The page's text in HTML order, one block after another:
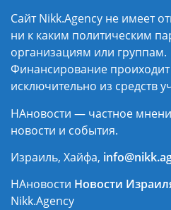
Сайт Nikk.Agency не имеет
ни к каким политическим
организациям или группам.
Финансирование проиходит
исключительно из средств
НАновости — частное
новости и события.
Израиль, Хайфа,
НАновости Новости
Nikk.Agency